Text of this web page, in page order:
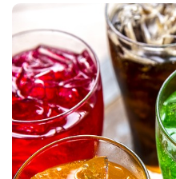
ngày có thể […]